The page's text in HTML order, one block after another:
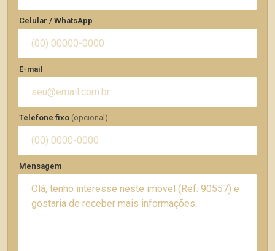
Celular / WhatsApp
E-mail
Telefone fixo (opcional)
Mensagem